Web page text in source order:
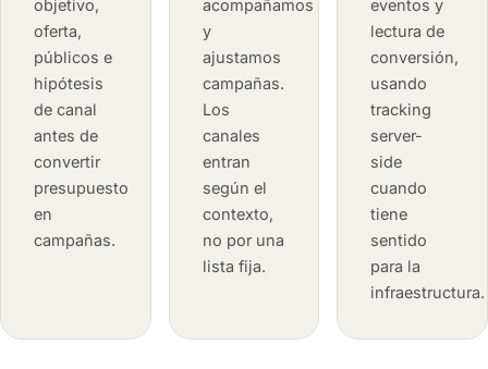
objetivo,
oferta,
públicos e
hipótesis
de canal
antes de
convertir
presupuesto
en
campañas.
acompañamos
y
ajustamos
campañas.
Los
canales
entran
según el
contexto,
no por una
lista fija.
eventos y
lectura de
conversión,
usando
tracking
server-
side
cuando
tiene
sentido
para la
infraestructura.